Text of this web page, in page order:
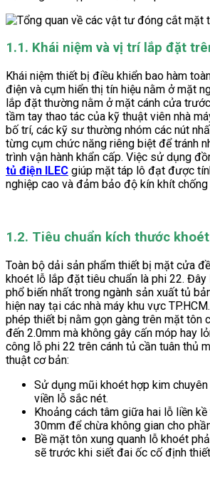
1.1. Khái niệm và vị trí lắp đặt
Khái niệm thiết bị điều khiển bao hàm
điện và cụm hiển thị tín hiệu nằm ở mặt
lắp đặt thường nằm ở mặt cánh cửa
tầm tay thao tác của kỹ thuật viên nhà
bố trí, các kỹ sư thường nhóm các nút
từng cụm chức năng riêng biệt để tránh
trình vận hành khẩn cấp. Việc sử dụng
tủ điện ILEC giúp mặt táp lô đạt được
nghiệp cao và đảm bảo độ kín khít
1.2. Tiêu chuẩn kích thước
Toàn bộ dải sản phẩm thiết bị mặt cửa
khoét lỗ lắp đặt tiêu chuẩn là phi 22.
phổ biến nhất trong ngành sản xuất tủ
hiện nay tại các nhà máy khu vực
phép thiết bị nằm gọn gàng trên mặt tôn
đến 2.0mm mà không gây cấn móp hay
công lỗ phi 22 trên cánh tủ cần tuân thủ
thuật cơ bản:
Sử dụng mũi khoét hợp kim
viền lỗ sắc nét.
Khoảng cách tâm giữa hai lỗ liền
30mm để chừa không gian cho
Bề mặt tôn xung quanh lỗ khoét
sẽ trước khi siết đai ốc cố định